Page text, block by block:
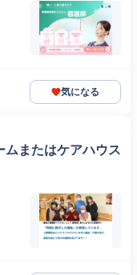
気になる
ムまたはケアハウス